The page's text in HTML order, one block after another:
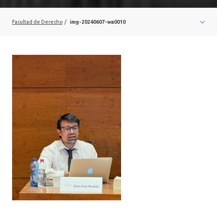
VINCULACIÓN CON EL MEDIO
Facultad de Derecho / img-20240607-wa0010